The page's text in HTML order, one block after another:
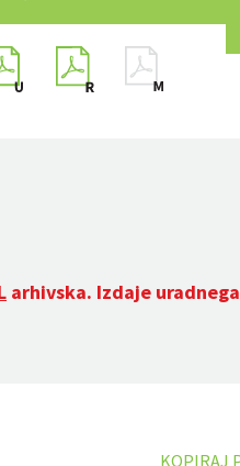
arhivska. Izdaje
KOPIRAJ